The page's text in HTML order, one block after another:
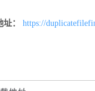
： https://